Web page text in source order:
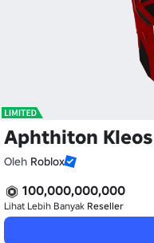
Aphthiton Kleos
Oleh Roblox
100,000,000,000
Lihat Lebih Banyak Reseller